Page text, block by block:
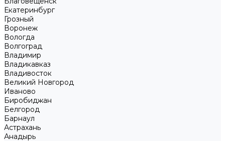
Екатеринбург
Грозный
Воронеж
Вологда
Волгоград
Владимир
Владикавказ
Владивосток
Великий Новгород
Иваново
Биробиджан
Белгород
Барнаул
Астрахань
Анадырь